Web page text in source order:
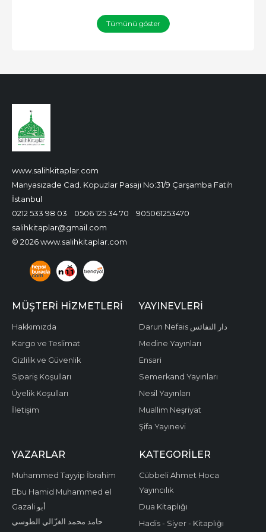
Tümünü göster
www.salihkitaplar.com
Manyasızade Cad. Kopuzlar Pasajı No:31/9 Çarşamba Fatih
İstanbul
0212 533 98 03
0506 125 34 70
905061253470
salihkitaplar@gmail.com
© 2026 www.salihkitaplar.com
MÜŞTERI HIZMETLERI
Hakkımızda
Kargo ve Teslimat
Gizlilik ve Güvenlik
Sipariş Koşulları
Üyelik Koşulları
İletişim
YAYINEVLERI
Darun Nefais دار النفائس
Medine Yayınları
Ensari
Semerkand Yayınları
Nesil Yayınları
Muallim Neşriyat
Şifa Yayınevi
YAZARLAR
Muhammed Tayyip İbrahim
Ebu Hamid Muhammed el
Gazali أبو
حامد محمد الغزّالي الطوسي
KATEGORILER
Cübbeli Ahmet Hoca
Yayıncılık
Dua Kitaplığı
Hadis - Siyer - Kitaplığı